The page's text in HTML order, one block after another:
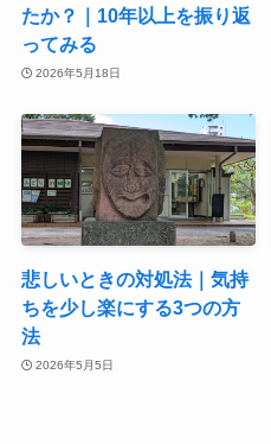
たか？｜10年以上を振り返
ってみる
2026年5月18日
悲しいときの対処法｜気持
ちを少し楽にする3つの方
法
2026年5月5日